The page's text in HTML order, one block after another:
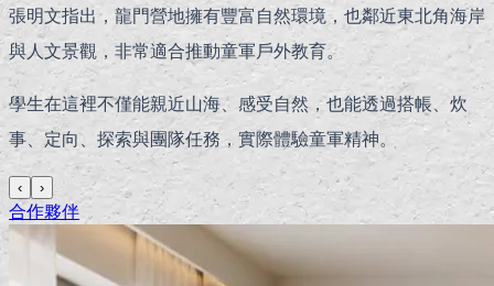
張明文指出，龍門營地擁有豐富自然環境，也鄰近東北角海岸
與人文景觀，非常適合推動童軍戶外教育。
學生在這裡不僅能親近山海、感受自然，也能透過搭帳、炊
事、定向、探索與團隊任務，實際體驗童軍精神。
‹ ›
合作夥伴